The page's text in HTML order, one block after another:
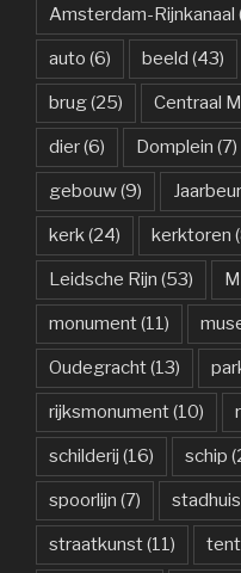
Amsterdam-Rijnkanaal
auto (6) beeld (43)
brug(25) Centraal
dier(6) Domplein (7)
gebouw(9)
kerk(24) kerktoren
Leidsche Rijn (53)
monument(11)
Oudegracht(13)
rijksmonument(10)
schilderij (16) schip
spoorlijn (7) stadhuis
straatkunst(11)